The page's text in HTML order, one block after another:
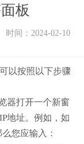
板
时间：2024-02-10
以按照以下步骤
器打开一个新窗
地址。例如，如
您应输入：